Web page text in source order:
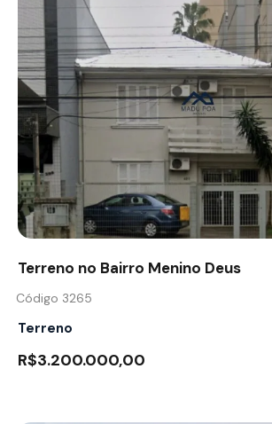
Terreno no Bairro Menino Deus
Código 3265
Terreno
R$3.200.000,00